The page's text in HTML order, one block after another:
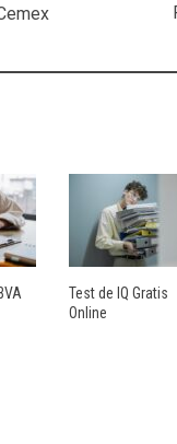
Test de IQ Gratis
Online